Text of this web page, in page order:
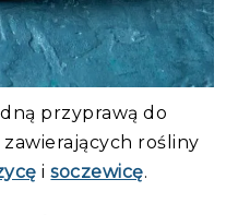
przyprawą do
rośliny
isoczewicę.